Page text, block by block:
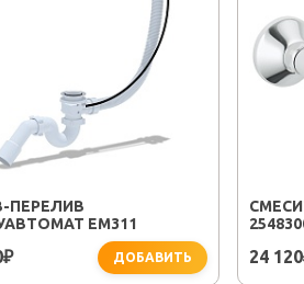
ПЕРЕЛИВ
EM311
₽ ДОБАВИТЬ 24 120